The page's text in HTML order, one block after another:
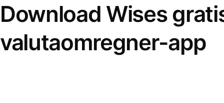
Download Wises
valutaomregner-app